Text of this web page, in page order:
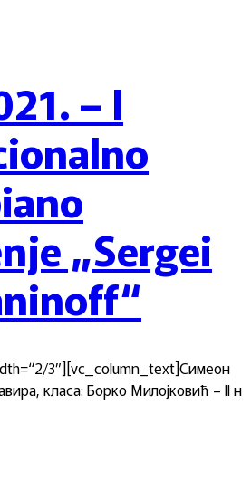
– I
„Sergei
3″][vc_column_text]Симеон
класа: Борко Милојковић – II н